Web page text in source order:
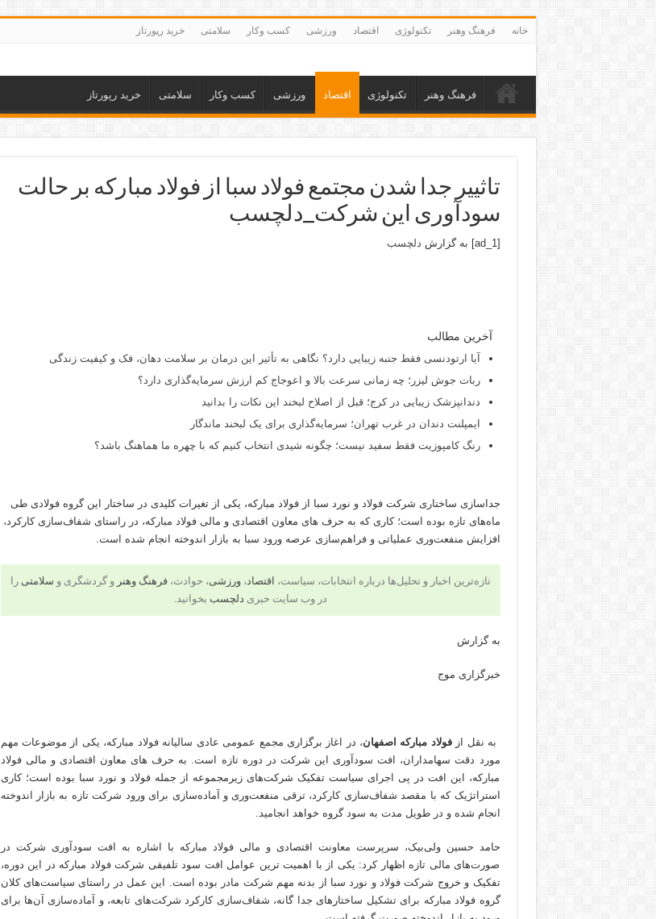
خانه فرهنگ وهنر تکنولوژی اقتصاد ورزشی کسب وکار سلامتی خرید رپورتاز
فرهنگ وهنر تکنولوژی اقتصاد ورزشی کسب وکار سلامتی خرید رپورتاز
تاثییر جدا شدن مجتمع فولاد سبا از فولاد مبارکه بر حالت
سودآوری این شرکت_دلچسب
[ad_1] به گزارش دلچسب
آخرین مطالب
آیا ارتودنسی فقط جنبه زیبایی دارد؟ نگاهی به تأثیر این درمان بر سلامت دهان، فک و کیفیت زندگی
ربات جوش لیزر؛ چه زمانی سرعت بالا و اعوجاج کم ارزش سرمایه‌گذاری دارد؟
دندانپزشک زیبایی در کرج؛ قبل از اصلاح لبخند این نکات را بدانید
ایمپلنت دندان در غرب تهران؛ سرمایه‌گذاری برای یک لبخند ماندگار
رنگ کامپوزیت فقط سفید نیست؛ چگونه شیدی انتخاب کنیم که با چهره ما هماهنگ باشد؟
جداسازی ساختاری شرکت فولاد و نورد سبا از فولاد مبارکه، یکی از تغیرات کلیدی در ساختار این گروه فولادی طی
ماه‌های تازه بوده است؛ کاری که به حرف های معاون اقتصادی و مالی فولاد مبارکه، در راستای شفاف‌سازی کارکرد،
افزایش منفعت‌وری عملیاتی و فراهم‌سازی عرصه ورود سبا به بازار اندوخته انجام شده است.
تازه‌ترین اخبار و تحلیل‌ها درباره انتخابات، سیاست، اقتصاد،ورزشی، حوادث،فرهنگ وهنر و گردشگری و سلامتی را
در وب سایت خبری دلچسب بخوانید.
به گزارش
خبرگزاری موج
به نقل ازفولاد مبارکه اصفهان، در اغاز برگزاری مجمع عمومی عادی سالیانه فولاد مبارکه، یکی از موضوعات مهم
مورد دقت سهامداران، افت سودآوری این شرکت در دوره تازه است. به حرف های معاون اقتصادی و مالی فولاد
مبارکه، این افت در پی اجرای سیاست تفکیک شرکت‌های زیرمجموعه از جمله فولاد و نورد سبا بوده است؛ کاری
استراتژیک که با مقصد شفاف‌سازی کارکرد، ترقی منفعت‌وری و آماده‌سازی برای ورود شرکت تازه به بازار اندوخته
انجام شده و در طویل مدت به سود گروه خواهد انجامید.
حامد حسین ولی‌بیک، سرپرست معاونت اقتصادی و مالی فولاد مبارکه با اشاره به افت سودآوری شرکت در
صورت‌های مالی تازه اظهار کرد: یکی از با اهمیت ترین عوامل افت سود تلفیقی شرکت فولاد مبارکه در این دوره،
تفکیک و خروج شرکت فولاد و نورد سبا از بدنه مهم شرکت مادر بوده است. این عمل در راستای سیاست‌های کلان
گروه فولاد مبارکه برای تشکیل ساختارهای جدا گانه، شفاف‌سازی کارکرد شرکت‌های تابعه، و آماده‌سازی آن‌ها برای